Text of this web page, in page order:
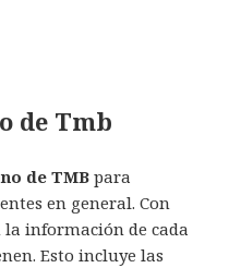
de Tmb
de TMB para
en general. Con
información de cada
Esto incluye las